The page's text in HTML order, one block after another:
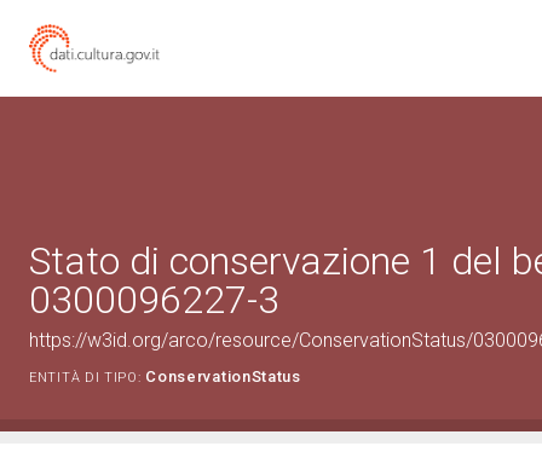
Stato di conservazione 1 del
0300096227-3
https://w3id.org/arco/resource/ConservationStatus/
ENTITÀ DI TIPO: ConservationStatus